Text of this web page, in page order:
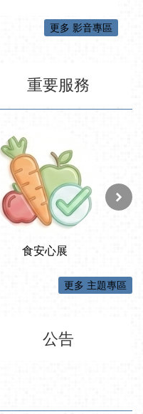
更多 影音專區
重要服務
更多 主題專區
公告